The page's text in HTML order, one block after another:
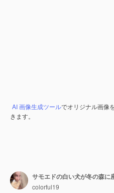
AI 画像生成ツールでオリジナル画像
きます。
サモエドの白い犬が冬の森に
colorful19